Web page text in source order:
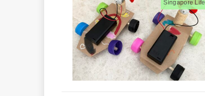
Singapore Life